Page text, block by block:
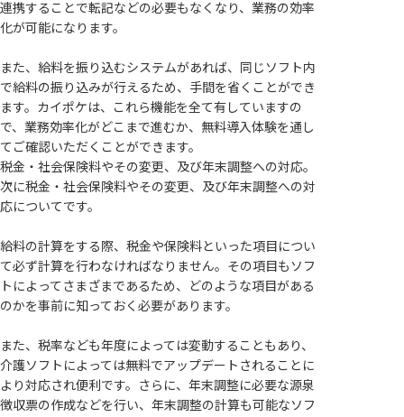
連携することで転記などの必要もなくなり、業務の効率
化が可能になります。
また、給料を振り込むシステムがあれば、同じソフト内
で給料の振り込みが行えるため、手間を省くことができ
ます。カイポケは、これら機能を全て有していますの
で、業務効率化がどこまで進むか、無料導入体験を通し
てご確認いただくことができます。
税金・社会保険料やその変更、及び年末調整への対応。
次に税金・社会保険料やその変更、及び年末調整への対
応についてです。
給料の計算をする際、税金や保険料といった項目につい
て必ず計算を行わなければなりません。その項目もソフ
トによってさまざまであるため、どのような項目がある
のかを事前に知っておく必要があります。
また、税率なども年度によっては変動することもあり、
介護ソフトによっては無料でアップデートされることに
より対応され便利です。さらに、年末調整に必要な源泉
徴収票の作成などを行い、年末調整の計算も可能なソフ